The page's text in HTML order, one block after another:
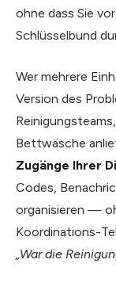
ohne dass Sie
Schlüsselbund
Wer mehrere
Version des
Bettwäsche
Zugänge Ihrer
Codes,
organisieren —
Koordinations-
„War die